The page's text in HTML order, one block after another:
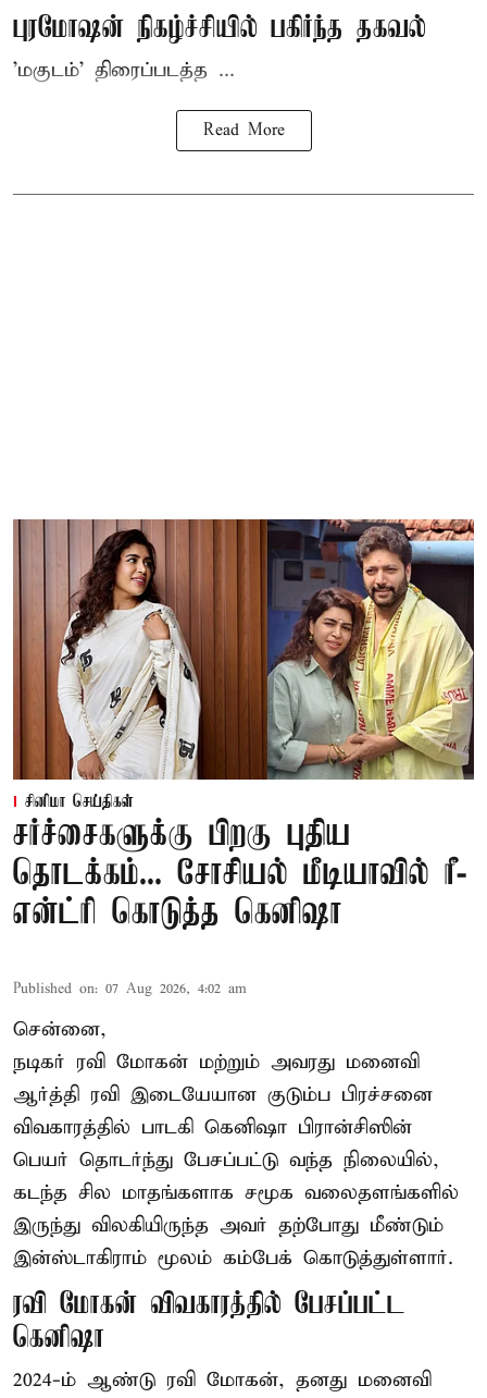
புரமோஷன் நிகழ்ச்சியில் பகிர்ந்த தகவல்
'மகுடம்' திரைப்படத்த ...
Read More
சினிமா செய்திகள்
சர்ச்சைகளுக்கு பிறகு புதிய
தொடக்கம்... சோசியல் மீடியாவில் ரீ-
என்ட்ரி கொடுத்த கெனிஷா
Published on: 07 Aug 2026, 4:02 am
சென்னை,
நடிகர் ரவி மோகன் மற்றும் அவரது மனைவி
ஆர்த்தி ரவி இடையேயான குடும்ப பிரச்சனை
விவகாரத்தில் பாடகி கெனிஷா பிரான்சிஸின்
பெயர் தொடர்ந்து பேசப்பட்டு வந்த நிலையில்,
கடந்த சில மாதங்களாக சமூக வலைதளங்களில்
இருந்து விலகியிருந்த அவர் தற்போது மீண்டும்
இன்ஸ்டாகிராம் மூலம் கம்பேக் கொடுத்துள்ளார்.
ரவி மோகன் விவகாரத்தில் பேசப்பட்ட
கெனிஷா
2024-ம் ஆண்டு ரவி மோகன், தனது மனைவி